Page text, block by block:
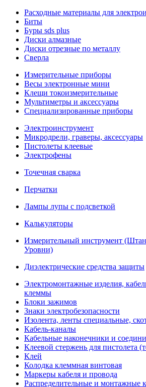
Расходные материалы для
Биты
Буры sds plus
Диски алмазные
Диски отрезные по металлу
Сверла
Измерительные приборы
Весы электронные мини
Клещи токоизмерительные
Мультиметры и аксессуары
Специализированные приборы
Электроинструмент
Микродрели, граверы, аксессуары
Пистолеты клеевые
Электрофены
Точечная сварка
Перчатки
Лампы лупы с подсветкой
Калькуляторы
Измерительный инструмент
Уровни)
Диэлектрические средства защиты
Электромонтажные изделия,
клеммы
Блоки зажимов
Знаки электробезопасности
Изолента, ленты специальные,
Кабель-каналы
Кабельные наконечники и
Клеевой стержень для пистолета
Клей
Колодка клеммная винтовая
Маркеры кабеля и провода
Распределительные и монтажные